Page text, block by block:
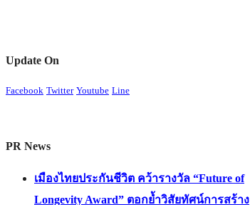
Update On
Facebook Twitter Youtube Line
PR News
เมืองไทยประกันชีวิต คว้ารางวัล “Future of
Longevity Award” ตอกย้ำวิสัยทัศน์การสร้าง